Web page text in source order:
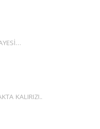
KALIRIZ!..